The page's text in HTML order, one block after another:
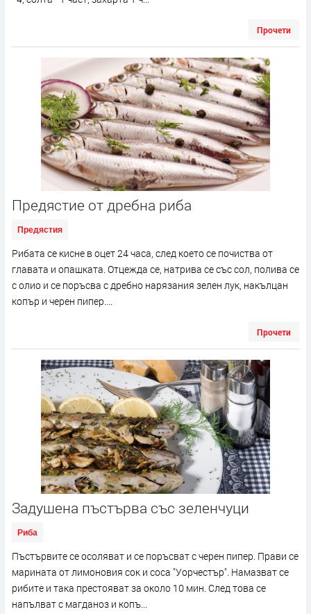
Прочети
Предястие от дребна риба
Предястия
Рибата се кисне в оцет 24 часа, след което се почиства от
главата и опашката. Отцежда се, натрива се със сол, полива се
с олио и се поръсва с дребно нарязания зелен лук, накълцан
копър и черен пипер....
Прочети
Задушена пъстърва със зеленчуци
Риба
Пъстървите се осоляват и се поръсват с черен пипер. Прави се
марината от лимоновия сок и соса "Уорчестър". Намазват се
рибите и така престояват за около 10 мин. След това се
напълват с магданоз и копъ...